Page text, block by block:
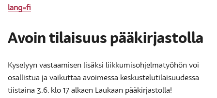
lang=fi
Avoin tilaisuus pääkirjastolla
Kyselyyn vastaamisen lisäksi liikkumisohjelmatyöhön voi
osallistua ja vaikuttaa avoimessa keskustelutilaisuudessa
tiistaina 3.6. klo 17 alkaen Laukaan pääkirjastolla!